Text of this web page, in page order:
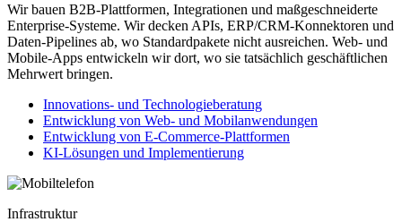
Wir bauen B2B-Plattformen, Integrationen und maßgeschneiderte
Enterprise-Systeme. Wir decken APIs, ERP/CRM-Konnektoren und
Daten-Pipelines ab, wo Standardpakete nicht ausreichen. Web- und
Mobile-Apps entwickeln wir dort, wo sie tatsächlich geschäftlichen
Mehrwert bringen.
Innovations- und Technologieberatung
Entwicklung von Web- und Mobilanwendungen
Entwicklung von E-Commerce-Plattformen
KI-Lösungen und Implementierung
Infrastruktur